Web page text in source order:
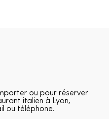
ou pour réserver
italien à Lyon,
ou téléphone.